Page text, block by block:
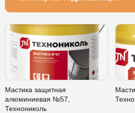
Мастика защитная
алюминиевая №57,
Технониколь